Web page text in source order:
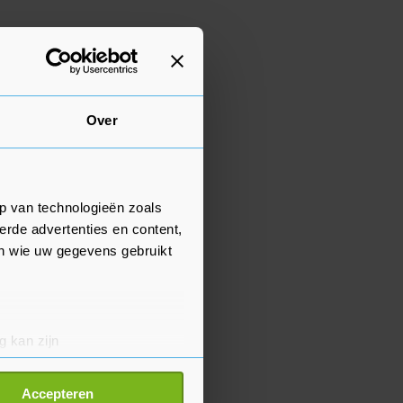
Over
van technologieën zoals
advertenties en content,
wie uw gegevens gebruikt
kan zijn
detailgedeelte
Accepteren